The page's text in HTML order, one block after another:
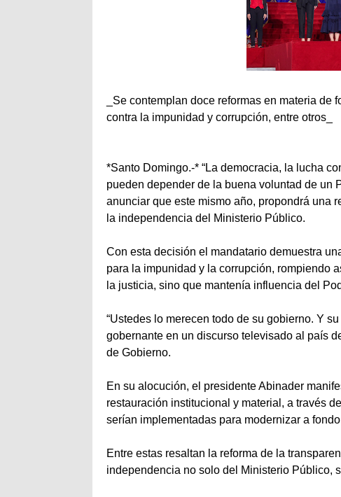
_Se contemplan doce reformas en materia
contra la impunidad y corrupción, entre otros_
*Santo Domingo.-* “La democracia, la lucha
pueden depender de la buena voluntad de un
anunciar que este mismo año, propondrá una
la independencia del Ministerio Público.
Con esta decisión el mandatario demuestra
para la impunidad y la corrupción, rompiendo
la justicia, sino que mantenía influencia del
“Ustedes lo merecen todo de su gobierno. Y
gobernante en un discurso televisado al país
de Gobierno.
En su alocución, el presidente Abinader
restauración institucional y material, a través
serían implementadas para modernizar a
Entre estas resaltan la reforma de la
independencia no solo del Ministerio Público,